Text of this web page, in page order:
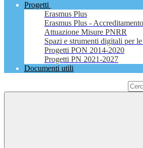
Progetti
Erasmus Plus
Erasmus Plus -
Attuazione Misure PNRR
Spazi e strumenti digitali per
Progetti PON 2014-2020
Progetti PN 2021-2027
Documenti utili